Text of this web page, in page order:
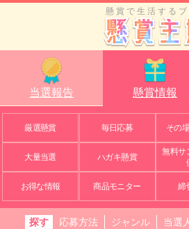
懸賞で生活する
当選報告 懸賞情報
厳選懸賞 毎日応募 その
大量当選 ハガキ懸賞
無料サ
お得な情報 商品モニター 締
探す 応募方法 ジャンル 当選